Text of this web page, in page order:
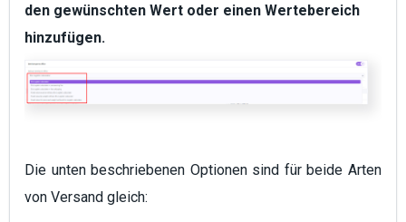
den gewünschten Wert oder einen Wertebereich
hinzufügen.
Die unten beschriebenen Optionen sind für beide Arten
von Versand gleich: